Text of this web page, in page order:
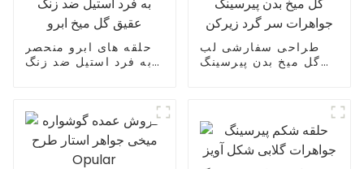
حلقه های ابرو منحصر
به فرد استیل ضد زنگ
طراحی سفارشی لب
گل میخ بدن پیرسینگ